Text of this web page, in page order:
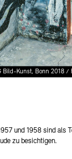
Bild-Kunst, Bonn 2018 /
und 1958 sind als
zu besichtigen.